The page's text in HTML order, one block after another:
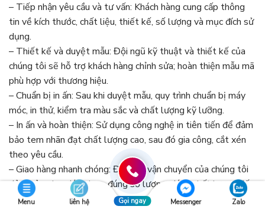
– Tiếp nhận yêu cầu và tư vấn: Khách hàng cung cấp thông
tin về kích thước, chất liệu, thiết kế, số lượng và mục đích sử
dụng.
– Thiết kế và duyệt mẫu: Đội ngũ kỹ thuật và thiết kế của
chúng tôi sẽ hỗ trợ khách hàng chỉnh sửa; hoàn thiện mẫu mã
phù hợp với thương hiệu.
– Chuẩn bị in ấn: Sau khi duyệt mẫu, quy trình chuẩn bị máy
móc, in thử, kiểm tra màu sắc và chất lượng kỹ lưỡng.
– In ấn và hoàn thiện: Sử dụng công nghệ in tiên tiến để đảm
bảo tem nhãn đạt chất lượng cao, sau đó gia công, cắt xén
theo yêu cầu.
– Giao hàng nhanh chóng: Đội ngũ vận chuyển của chúng tôi
đảm bảo giao đúng hẹn, đúng số lượng, đúng chất lượng đến
tận tay khách hàng.
Menu liên hệ Gọi ngay Messenger Zalo